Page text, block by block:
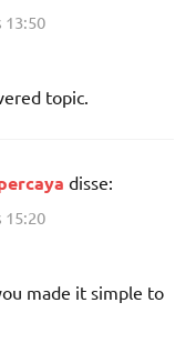
13:50
topic.
disse:
15:20
made it simple to